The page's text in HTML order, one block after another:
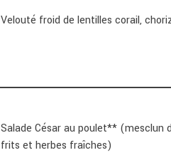
Velouté froid de lentilles corail,
Salade César au poulet** (mesclun
frits et herbes fraîches)